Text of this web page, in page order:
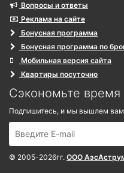
Вопросы и ответы
Реклама на сайте
Бонусная программа
Бонусная программа по
Мобильная версия сайта
Квартиры посуточно
Сэкономьте время
Подпишитесь, и мы вышлем
© 2005-2026гг. ООО